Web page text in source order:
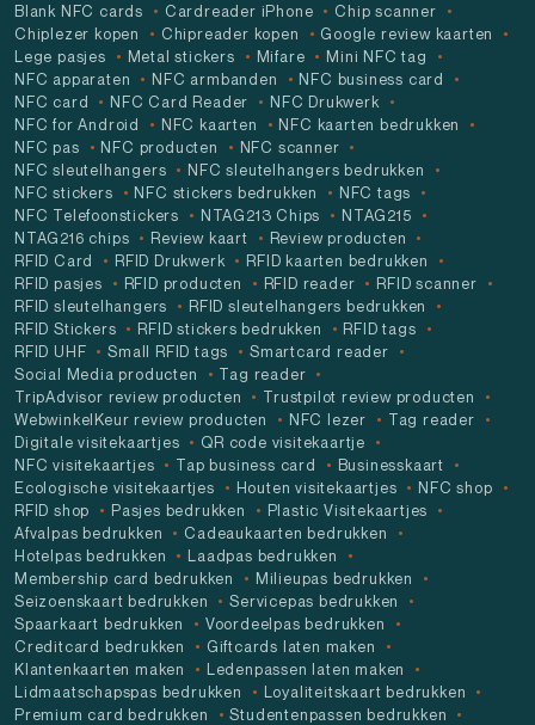
Blank NFC cards
Cardreader iPhone
Chip scanner
Chiplezer kopen
Chipreader kopen
Google review kaarten
Lege pasjes
Metal stickers Mifare
Mini NFC tag
NFC apparaten
NFC armbanden
NFC business card
NFC card
NFC Card Reader
NFC Drukwerk
NFC for Android
NFC kaarten
NFC kaarten bedrukken
NFC pas
NFC producten
NFC scanner
NFC sleutelhangers
NFC sleutelhangers bedrukken
NFC stickers
NFC stickers bedrukken
NFC tags
NFC Telefoonstickers
NTAG213 Chips
NTAG215
NTAG216 chips
Review kaart
Review producten
RFID Card
RFID Drukwerk
RFID kaarten bedrukken
RFID pasjes
RFID producten RFID reader
RFID scanner
RFID sleutelhangers
RFID sleutelhangers bedrukken
RFID Stickers
RFID stickers bedrukken
RFID tags
RFID UHF
Small RFID tags
Smartcard reader
Social Media producten
Tag reader
TripAdvisor review producten
Trustpilot review producten
WebwinkelKeur review producten
NFC lezer
Tag reader
Digitale visitekaartjes
QR code visitekaartje
NFC visitekaartjes
Tap business card
Businesskaart
Ecologische visitekaartjes
Houten visitekaartjes
NFC shop
RFID shop
Pasjes bedrukken
Plastic Visitekaartjes
Afvalpas bedrukken
Cadeaukaarten bedrukken
Hotelpas bedrukken
Laadpas bedrukken
Membership card bedrukken
Milieupas bedrukken
Seizoenskaart bedrukken
Servicepas bedrukken
Spaarkaart bedrukken
Voordeelpas bedrukken
Creditcard bedrukken
Giftcards laten maken
Klantenkaarten maken
Ledenpassen laten maken
Lidmaatschapspas bedrukken
Loyaliteitskaart bedrukken
Premium card bedrukken
Studentenpassen bedrukken